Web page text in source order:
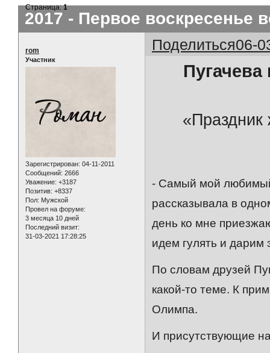
2017 - Первое воскресенье
Страница:1
Поделиться06-
rom
Участник
Зарегистрирован: 04-11-2011
Сообщений: 2666
Уважение: +3187
Позитив: +8337
Пол: Мужской
Провел на форуме:
3 месяца 10 дней
Последний визит:
31-03-2021 17:28:25
«Праздник
- Самый мой любимый
рассказывала в
день ко мне
идем гулять и
По словам друзей
какой-то теме. К
Олимпа.
И присутствующие